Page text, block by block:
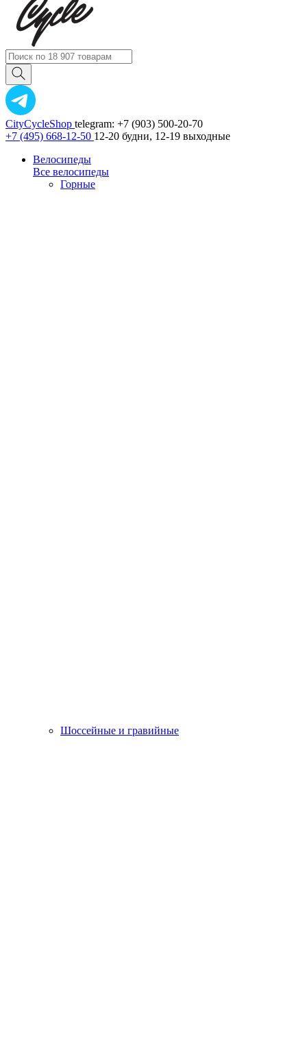
CityCycleShop telegram: +7 (903) 500-20-70
+7 (495) 668-12-50 12-20 будни, 12-19 выходные
Велосипеды
Все велосипеды
Горные
Шоссейные и гравийные